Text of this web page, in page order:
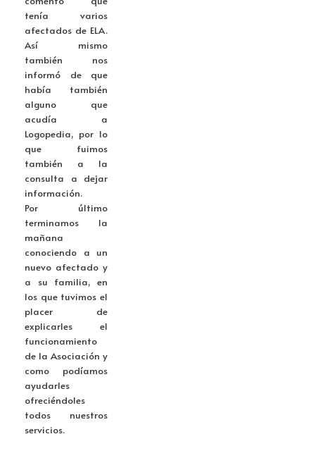
tenía varios
afectados de ELA.
Así mismo
también nos
informó de que
había también
alguno que
acudía a
Logopedia, por lo
que fuimos
también a la
consulta a dejar
información.
Por último
terminamos la
mañana
conociendo a un
nuevo afectado y
a su familia, en
los que tuvimos el
placer de
explicarles el
funcionamiento
de la Asociación y
como podíamos
ayudarles
ofreciéndoles
todos nuestros
servicios.